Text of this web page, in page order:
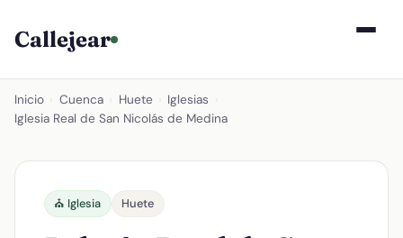
Callejear
Inicio Cuenca Huete Iglesias
Iglesia Real de San Nicolás de Medina
⛪ Iglesia Huete